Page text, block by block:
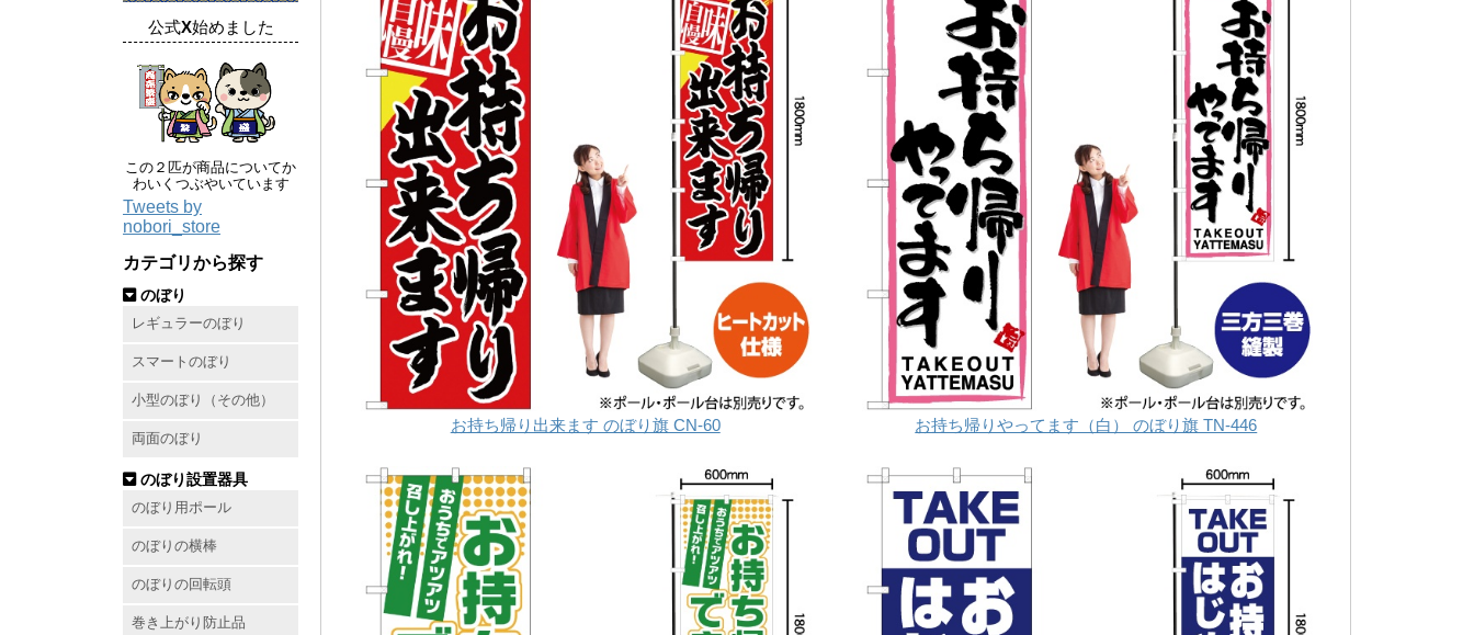
公式X始めました
この２匹が商品についてか
わいくつぶやいています
Tweets by
nobori_store
カテゴリから探す
のぼり
レギュラーのぼり
スマートのぼり
小型のぼり（その他）
両面のぼり
のぼり設置器具
のぼり用ポール
のぼりの横棒
のぼりの回転頭
巻き上がり防止品
お持ち帰り出来ます のぼり旗 CN-60 お持ち帰りやってます（白） のぼり旗 TN-446